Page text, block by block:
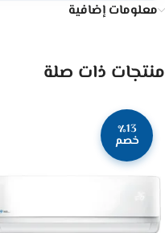
معلومات إضافية
منتجات ذات صلة
٪13
خصم